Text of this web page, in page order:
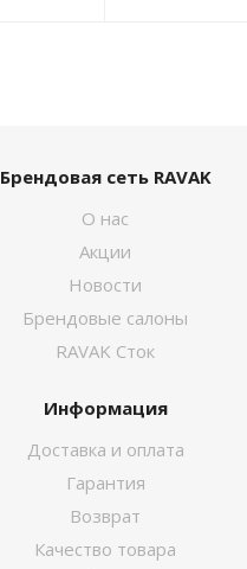
Брендовая сеть RAVAK
О нас
Акции
Новости
Брендовые салоны
RAVAK Сток
Информация
Доставка и оплата
Гарантия
Возврат
Качество товара